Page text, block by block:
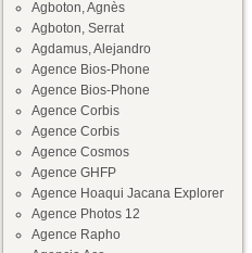
Agboton, Agnès
Agboton, Serrat
Agdamus, Alejandro
Agence Bios-Phone
Agence Bios-Phone
Agence Corbis
Agence Corbis
Agence Cosmos
Agence GHFP
Agence Hoaqui Jacana Explorer
Agence Photos 12
Agence Rapho